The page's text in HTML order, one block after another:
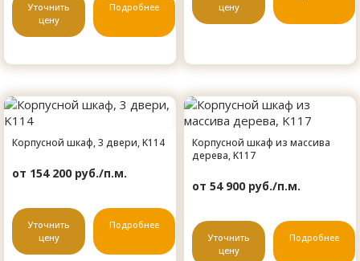
Уточнить
цену
Подробнее
цену
Корпусной шкаф, 3 двери, K114
от 154 200 руб./п.м.
Уточнить
цену
Подробнее
Корпусной шкаф из массива
дерева, K117
от 54 900 руб./п.м.
Уточнить
цену
Подробнее